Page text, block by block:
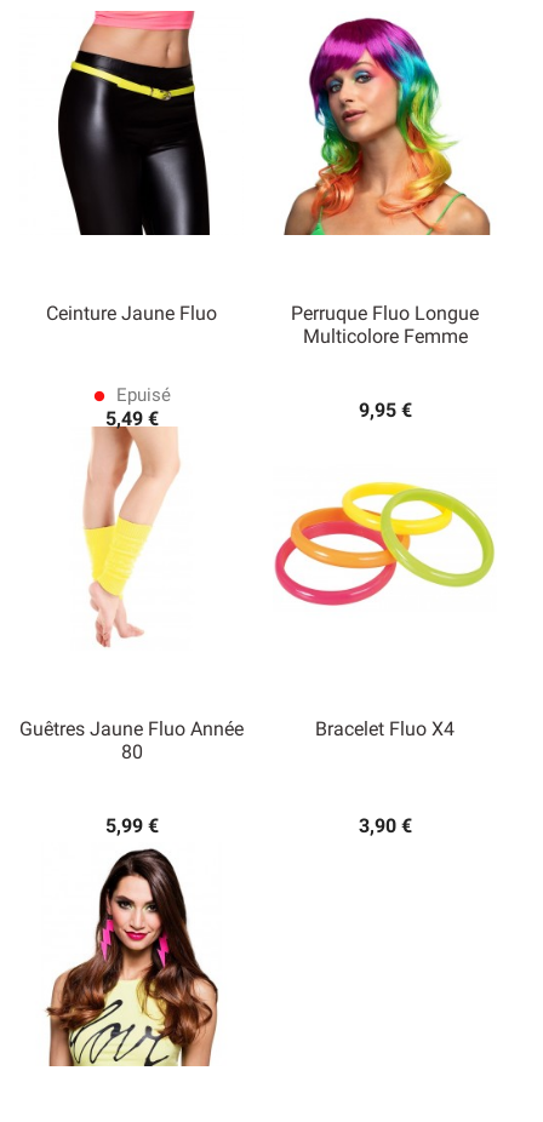
Ceinture Jaune Fluo
lens Epuisé
5,49 €
Perruque Fluo Longue
Multicolore Femme
9,95 €
Guêtres Jaune Fluo Année
80
5,99 €
Bracelet Fluo X4
3,90 €